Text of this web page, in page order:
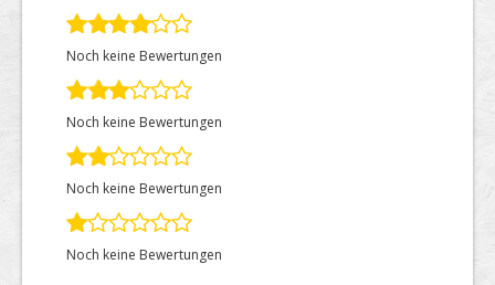
Über uns
Noch keine Bewertungen
Noch keine Bewertungen
Noch keine Bewertungen
Noch keine Bewertungen